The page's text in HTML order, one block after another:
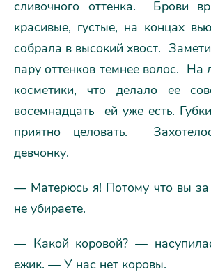
сливочного оттенка. Брови
красивые, густые, на концах
собрала в высокий хвост.
пару оттенков темнее волос. На
косметики, что делало ее
восемнадцать ей уже есть.
приятно целовать.
девчонку.
— Матерюсь я! Потому что вы за
не убираете.
— Какой коровой? —
ежик. — У нас нет коровы.